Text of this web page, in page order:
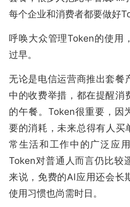
每个企业和消费者都要做好
呼唤大众管理Token的使用
过早。
无论是电信运营商推出套餐
中的收费举措，都在提醒消
的午餐。Token很重要，因
要的消耗，未来总得有人买
常生活和工作中的广泛应
Token对普通人而言仍比较
来说，免费的AI应用还会长
使用习惯也尚需时日。